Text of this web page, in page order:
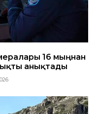
16 мыңнан
анықтады